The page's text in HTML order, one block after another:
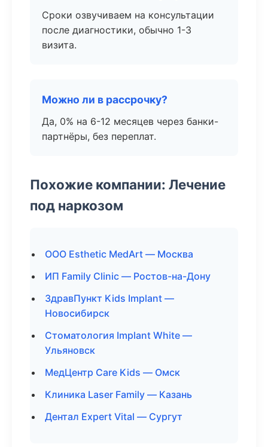
Сроки озвучиваем на консультации
после диагностики, обычно 1-3
визита.
Можно ли в рассрочку?
Да, 0% на 6-12 месяцев через банки-
партнёры, без переплат.
Похожие компании: Лечение
под наркозом
ООО Esthetic MedArt — Москва
ИП Family Clinic — Ростов-на-Дону
ЗдравПункт Kids Implant —
Новосибирск
Стоматология Implant White —
Ульяновск
МедЦентр Care Kids — Омск
Клиника Laser Family — Казань
Дентал Expert Vital — Сургут